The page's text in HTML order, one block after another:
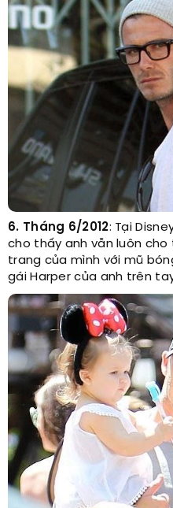
6. Tháng 6/2012: Tại
cho thấy anh vẫn luôn
trang của mình với mũ
gái Harper của anh trên